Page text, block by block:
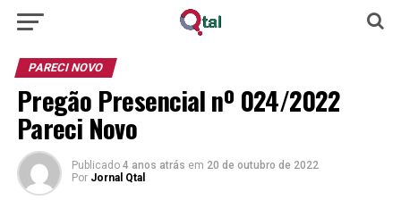
PARECI NOVO
Pregão Presencial nº 024/2022
Pareci Novo
Publicado 4 anos atrás em 20 de outubro de 2022
Por Jornal Qtal